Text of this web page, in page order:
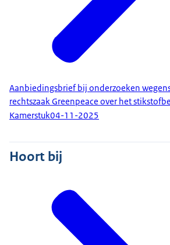
Aanbiedingsbrief bij onderzoeken
rechtszaak Greenpeace over het
Kamerstuk04-11-2025
Hoort bij